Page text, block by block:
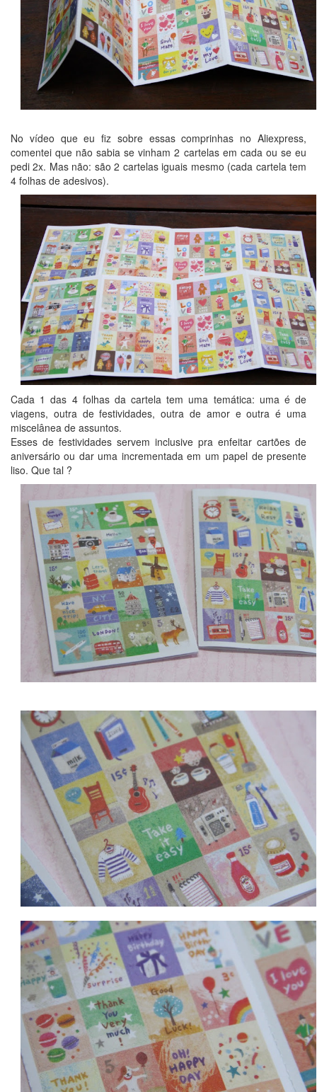
No vídeo que eu fiz sobre essas comprinhas no Aliexpress,
comentei que não sabia se vinham 2 cartelas em cada ou se eu
pedi 2x. Mas não: são 2 cartelas iguais mesmo (cada cartela tem
4 folhas de adesivos).
Cada 1 das 4 folhas da cartela tem uma temática: uma é de
viagens, outra de festividades, outra de amor e outra é uma
miscelânea de assuntos.
Esses de festividades servem inclusive pra enfeitar cartões de
aniversário ou dar uma incrementada em um papel de presente
liso. Que tal ?